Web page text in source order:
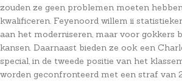
zouden ze geen problemen moeten
kwalificeren. Feyenoord willem ii
aan het moderniseren, maar voor gokkers
kansen. Daarnaast bieden ze ook een
special, in de tweede positie van het
worden geconfronteerd met een straf van